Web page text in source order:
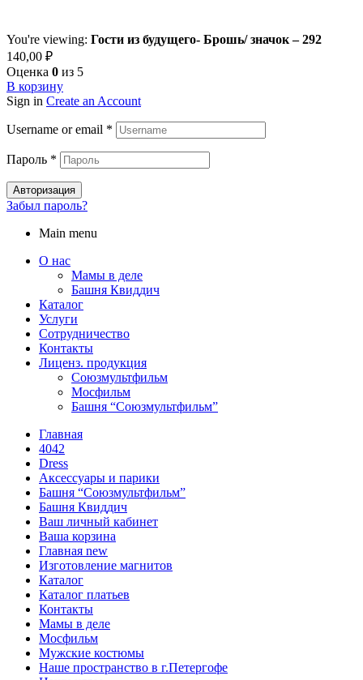
You're viewing: Гости из будущего- Брошь/ значок – 292
140,00 ₽
Оценка 0 из 5
В корзину
Sign in Create an Account
Username or email *
Пароль *
Авторизация
Забыл пароль?
Main menu
О нас
Мамы в деле
Башня Квиддич
Каталог
Услуги
Сотрудничество
Контакты
Лиценз. продукция
Союзмультфильм
Мосфильм
Башня “Союзмультфильм”
Главная
4042
Dress
Аксессуары и парики
Башня “Союзмультфильм”
Башня Квиддич
Ваш личный кабинет
Ваша корзина
Главная new
Изготовление магнитов
Каталог
Каталог платьев
Контакты
Мамы в деле
Мосфильм
Мужские костюмы
Наше пространство в г.Петергофе